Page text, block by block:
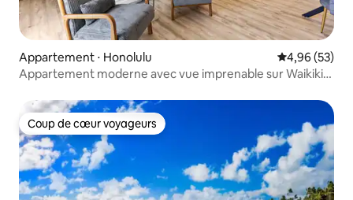
Appartement ⋅ Honolulu Évaluation
4,96 (53)
Appartement moderne avec vue imprenable sur Waikiki
Coup de cœur voyageurs
Coup de cœur voyageurs